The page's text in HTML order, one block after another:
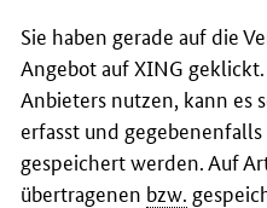
Sie haben gerade auf die
Angebot auf XING
Anbieters nutzen, kann es
erfasst und
gespeichert werden. Auf
übertragenen bzw.